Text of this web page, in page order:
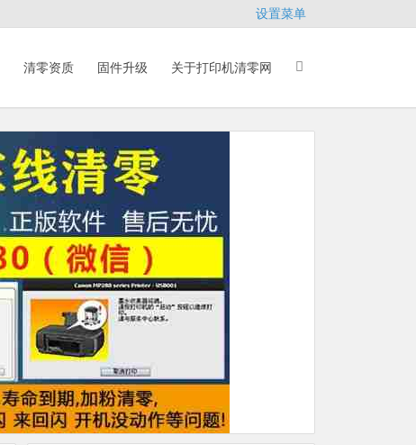
设置菜单
清零资质 固件升级 关于打印机清零网